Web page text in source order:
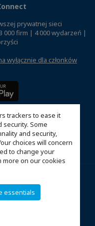
trackers to ease it
Some
and security,
choices will concern
to change your
more on our cookies
essentials
prywatnej sieci
000 firm | 4 000 wydarzeń |
wyłącznie dla członków